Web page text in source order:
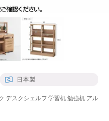
日本製
デスクシェルフ 学習机 勉強机 アル